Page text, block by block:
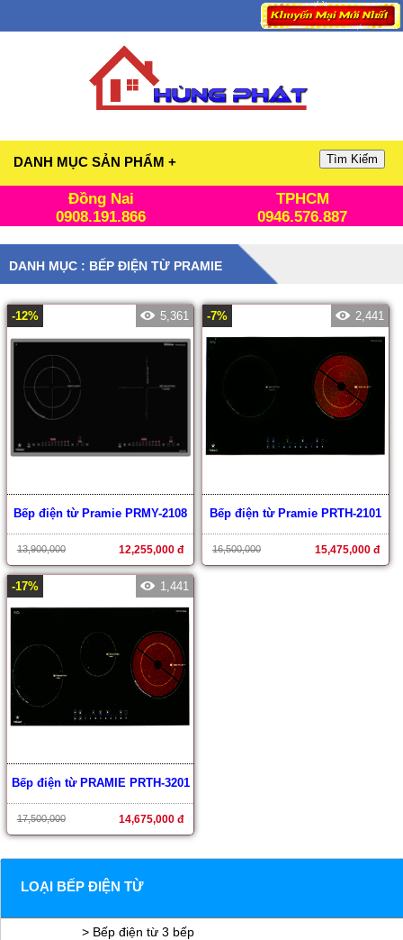
DANH MỤC SẢN PHẨM + Tìm Kiếm
Đồng Nai
0908.191.866
TPHCM
0946.576.887
DANH MỤC : BẾP ĐIỆN TỪ PRAMIE
-12% 5,361
Bếp điện từ Pramie PRMY-2108
13,900,000 12,255,000 đ
-7% 2,441
Bếp điện từ Pramie PRTH-2101
16,500,000 15,475,000 đ
-17% 1,441
Bếp điện từ PRAMIE PRTH-3201
17,500,000 14,675,000 đ
LOẠI BẾP ĐIỆN TỪ
> Bếp điện từ 3 bếp